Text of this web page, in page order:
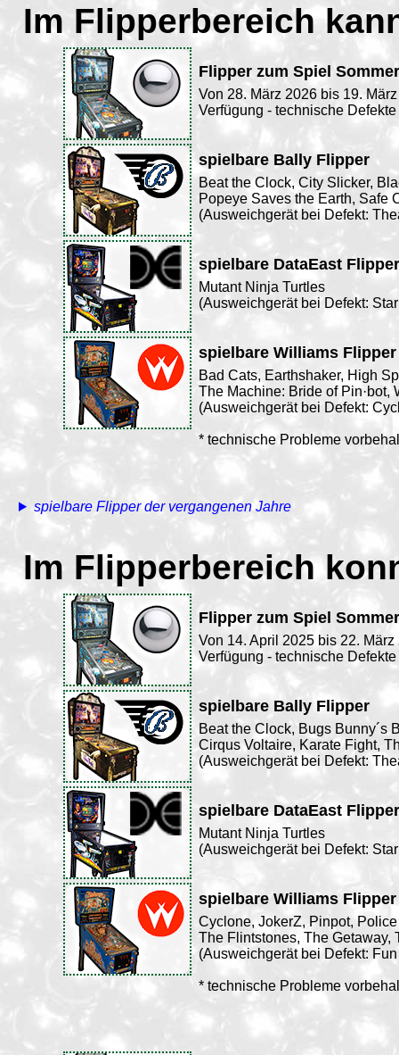
Im Flipperbereich
Flipper zum Spiel
Von 28. März 2026 bis 19.
Verfügung - technische
spielbare Bally Flipper
Beat the Clock, City Slicker,
Popeye Saves the Earth, Safe
(Ausweichgerät bei Defekt:
spielbare DataEast Flipper
Mutant Ninja Turtles
(Ausweichgerät bei Defekt:
spielbare Williams Flipper
Bad Cats, Earthshaker, High
The Machine: Bride of Pin·bot,
(Ausweichgerät bei Defekt:
* technische Probleme
spielbare Flipper der vergangenen Jahre
Im Flipperbereich
Flipper zum Spiel
Von 14. April 2025 bis 22.
Verfügung - technische
spielbare Bally Flipper
Beat the Clock, Bugs Bunny´s
Cirqus Voltaire, Karate Fight,
(Ausweichgerät bei Defekt:
spielbare DataEast Flipper
Mutant Ninja Turtles
(Ausweichgerät bei Defekt:
spielbare Williams Flipper
Cyclone, JokerZ, Pinpot,
The Flintstones, The Getaway,
(Ausweichgerät bei Defekt:
* technische Probleme